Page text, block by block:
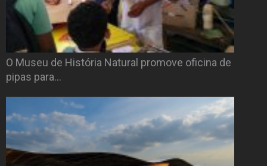
O Museu de História Natural promove oficina de
pipas para…